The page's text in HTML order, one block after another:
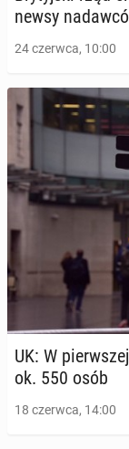
newsy
24 czerwca, 10:00
UK: W
ok. 550 osób
18 czerwca, 14:00